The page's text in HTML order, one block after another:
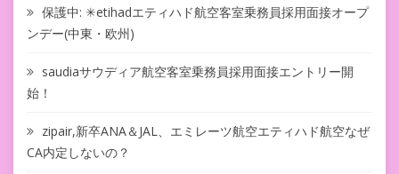
保護中: ✳︎etihadエティハド航空客室乗務員採用面接オープ
ンデー(中東・欧州)
saudiaサウディア航空客室乗務員採用面接エントリー開
始！
zipair,新卒ANA＆JAL、エミレーツ航空エティハド航空なぜ
CA内定しないの？